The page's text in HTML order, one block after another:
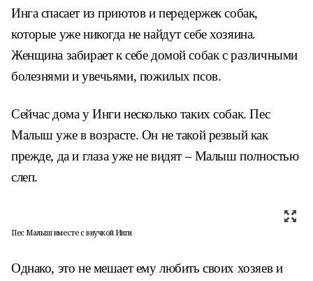
Инга спасает из приютов и передержек собак,
которые уже никогда не найдут себе хозяина.
Женщина забирает к себе домой собак с различными
болезнями и увечьями, пожилых псов.
Сейчас дома у Инги несколько таких собак. Пес
Малыш уже в возрасте. Он не такой резвый как
прежде, да и глаза уже не видят – Малыш полностью
слеп.
Пес Малыш вместе с внучкой Инги
Однако, это не мешает ему любить своих хозяев и